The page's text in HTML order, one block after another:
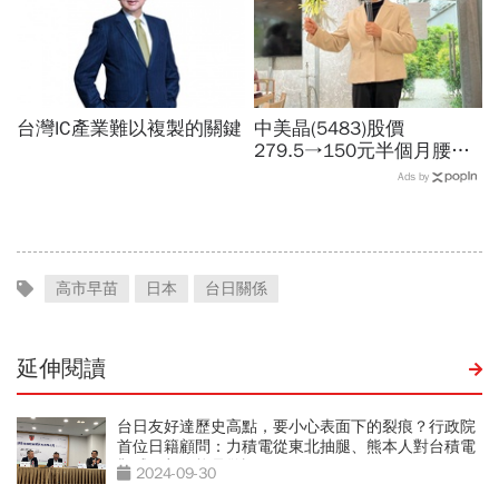
台灣IC產業難以複製的關鍵
中美晶(5483)股價
279.5→150元半個月腰
斬，徐秀蘭端出Q2好成
Ads by
高市早苗 日本 台日關係
延伸閱讀
台日友好達歷史高點，要小心表面下的裂痕？行政院
首位日籍顧問：力積電從東北抽腿、熊本人對台積電
觀感，都可能是警訊
2024-09-30